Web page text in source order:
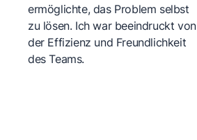
ermöglichte, das Problem selbst
zu lösen. Ich war beeindruckt von
der Effizienz und Freundlichkeit
des Teams.